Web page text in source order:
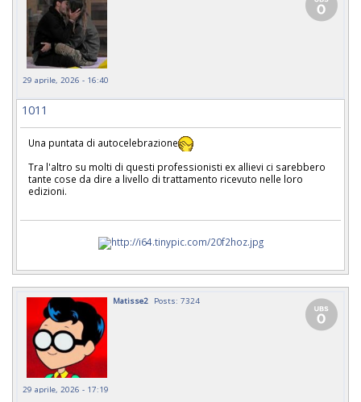
29 aprile, 2026 - 16:40
1011
Una puntata di autocelebrazione
Tra l'altro su molti di questi professionisti ex allievi ci sarebbero
tante cose da dire a livello di trattamento ricevuto nelle loro
edizioni.
Matisse2 Posts: 7324
29 aprile, 2026 - 17:19